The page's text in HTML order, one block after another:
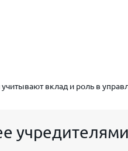
вклад и роль в